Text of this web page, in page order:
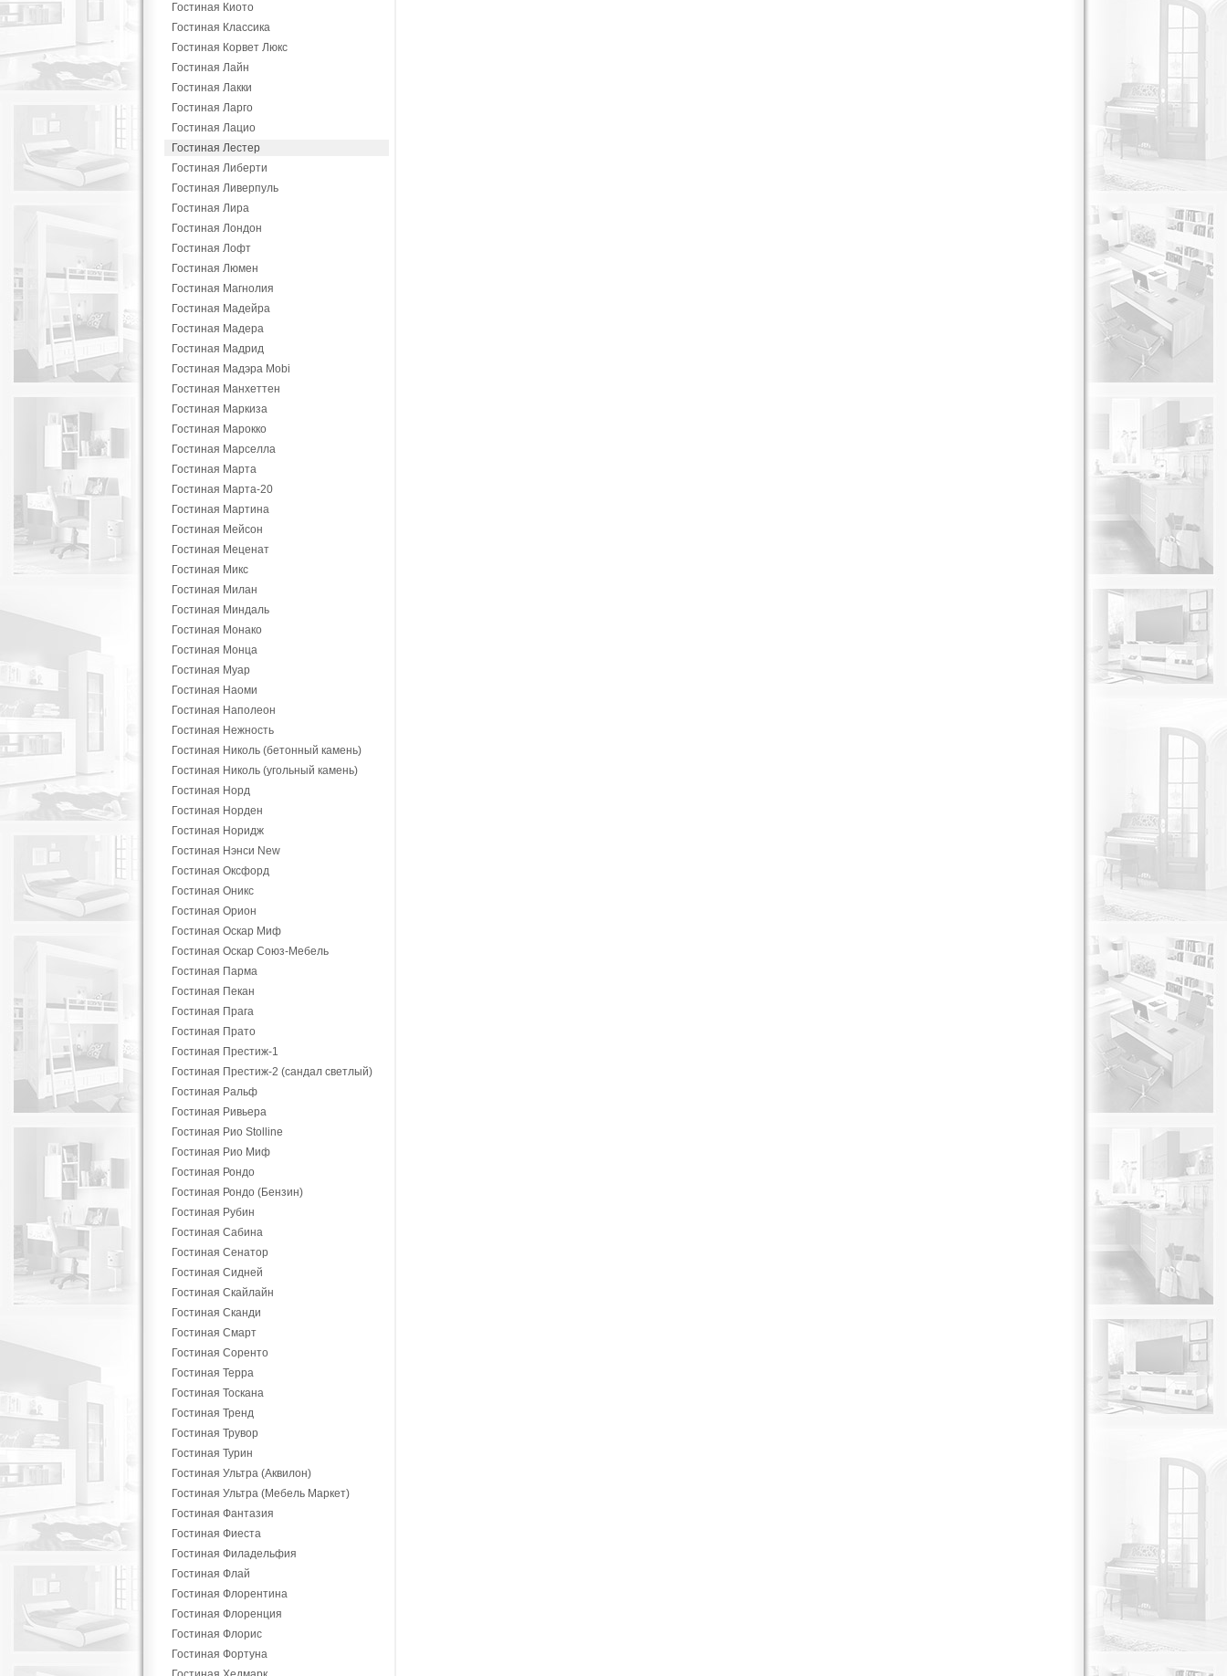
Гостиная Киото
Гостиная Классика
Гостиная Корвет Люкс
Гостиная Лайн
Гостиная Лакки
Гостиная Ларго
Гостиная Лацио
Гостиная Лестер
Гостиная Либерти
Гостиная Ливерпуль
Гостиная Лира
Гостиная Лондон
Гостиная Лофт
Гостиная Люмен
Гостиная Магнолия
Гостиная Мадейра
Гостиная Мадера
Гостиная Мадрид
Гостиная Мадэра Mobi
Гостиная Манхеттен
Гостиная Маркиза
Гостиная Марокко
Гостиная Марселла
Гостиная Марта
Гостиная Марта-20
Гостиная Мартина
Гостиная Мейсон
Гостиная Меценат
Гостиная Микс
Гостиная Милан
Гостиная Миндаль
Гостиная Монако
Гостиная Монца
Гостиная Муар
Гостиная Наоми
Гостиная Наполеон
Гостиная Нежность
Гостиная Николь (бетонный камень)
Гостиная Николь (угольный камень)
Гостиная Норд
Гостиная Норден
Гостиная Норидж
Гостиная Нэнси New
Гостиная Оксфорд
Гостиная Оникс
Гостиная Орион
Гостиная Оскар Миф
Гостиная Оскар Союз-Мебель
Гостиная Парма
Гостиная Пекан
Гостиная Прага
Гостиная Прато
Гостиная Престиж-1
Гостиная Престиж-2 (сандал светлый)
Гостиная Ральф
Гостиная Ривьера
Гостиная Рио Stolline
Гостиная Рио Миф
Гостиная Рондо
Гостиная Рондо (Бензин)
Гостиная Рубин
Гостиная Сабина
Гостиная Сенатор
Гостиная Сидней
Гостиная Скайлайн
Гостиная Сканди
Гостиная Смарт
Гостиная Соренто
Гостиная Терра
Гостиная Тоскана
Гостиная Тренд
Гостиная Трувор
Гостиная Турин
Гостиная Ультра (Аквилон)
Гостиная Ультра (Мебель Маркет)
Гостиная Фантазия
Гостиная Фиеста
Гостиная Филадельфия
Гостиная Флай
Гостиная Флорентина
Гостиная Флоренция
Гостиная Флорис
Гостиная Фортуна